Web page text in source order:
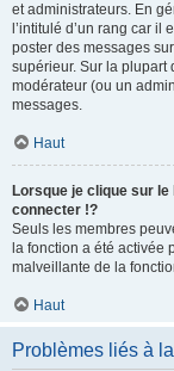
et administrateurs. En
l’intitulé d’un rang car il
poster des messages
supérieur. Sur la plupart
modérateur (ou un
messages.
Haut
Lorsque je clique sur le
connecter !?
Seuls les membres
la fonction a été activée
malveillante de la
Haut
Problèmes liés à